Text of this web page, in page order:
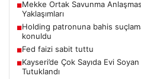
■Mekke Ortak Savunma
Yaklaşımları
■Holding patronuna bahis
konuldu
■Fed faizi sabit tuttu
■Kayseri’de Çok Sayıda Evi
Tutuklandı